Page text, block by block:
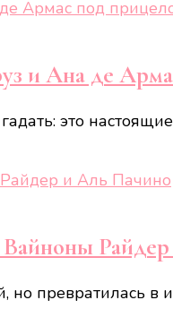
и Ана де
это
Вайноны
но